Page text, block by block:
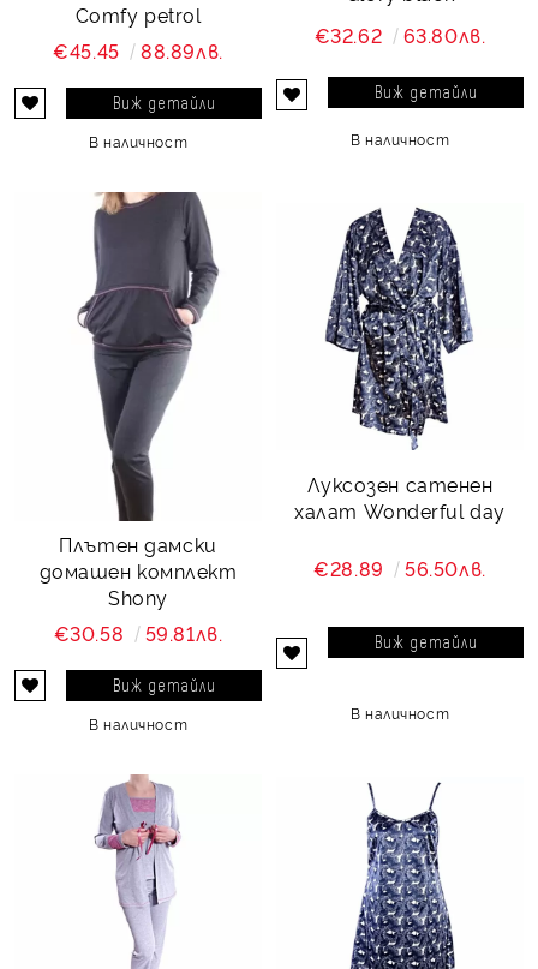
Comfy petrol
€45.45
88.89лв.
Виж детайли
В наличност
€32.62
63.80лв.
Виж детайли
В наличност
Плътен дамски
домашен комплект
Shony
€30.58
59.81лв.
Виж детайли
В наличност
Луксозен сатенен
халат Wonderful day
€28.89 56.50лв.
Виж детайли
В наличност